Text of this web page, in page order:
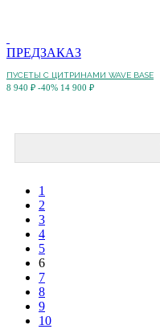
ПРЕДЗАКАЗ
ПУСЕТЫ С ЦИТРИНАМИ WAVE BASE
8 940 ₽ -40% 14 900 ₽
1
2
3
4
5
6
7
8
9
10